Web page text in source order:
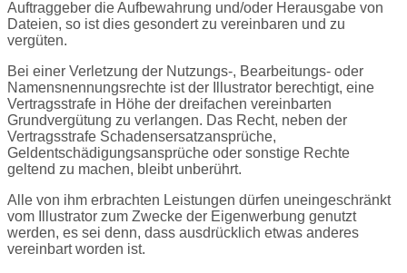
Auftraggeber die Aufbewahrung und/oder Herausgabe von
Dateien, so ist dies gesondert zu vereinbaren und zu
vergüten.
Bei einer Verletzung der Nutzungs-, Bearbeitungs- oder
Namensnennungsrechte ist der Illustrator berechtigt, eine
Vertragsstrafe in Höhe der dreifachen vereinbarten
Grundvergütung zu verlangen. Das Recht, neben der
Vertragsstrafe Schadensersatzansprüche,
Geldentschädigungsansprüche oder sonstige Rechte
geltend zu machen, bleibt unberührt.
Alle von ihm erbrachten Leistungen dürfen uneingeschränkt
vom Illustrator zum Zwecke der Eigenwerbung genutzt
werden, es sei denn, dass ausdrücklich etwas anderes
vereinbart worden ist.